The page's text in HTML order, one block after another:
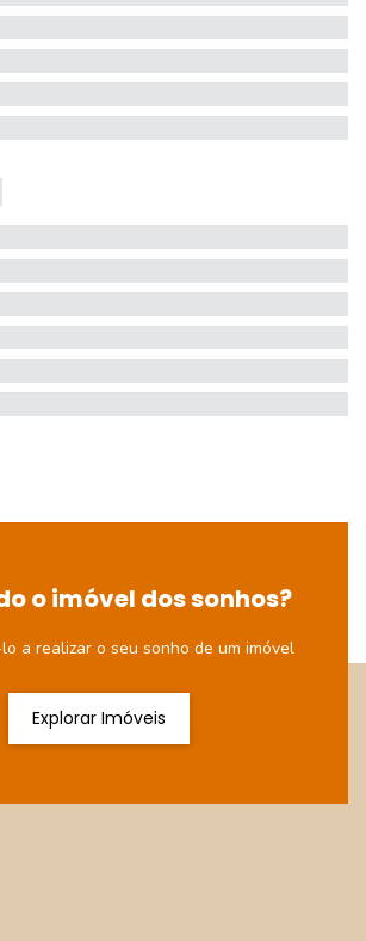
o imóvel dos sonhos?
a realizar o seu sonho de um imóvel
Explorar Imóveis